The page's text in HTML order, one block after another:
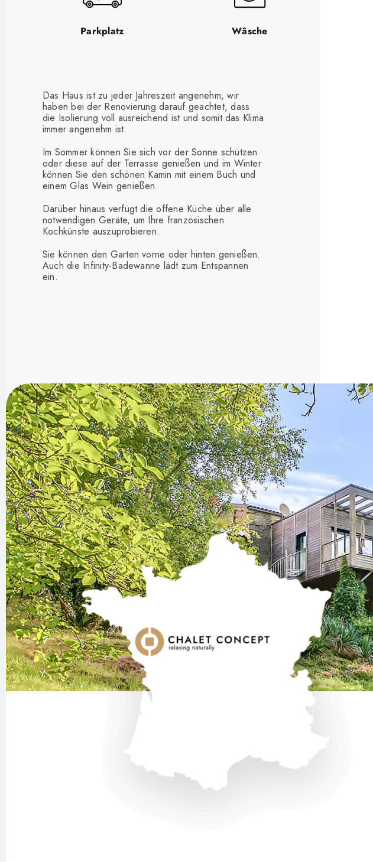
Parkplatz Wâsche
Das Haus ist zu jeder Jahreszeit angenehm, wir
haben bei der Renovierung darauf geachtet, dass
die Isolierung voll ausreichend ist und somit das Klima
immer angenehm ist.
Im Sommer können Sie sich vor der Sonne schützen
oder diese auf der Terrasse genießen und im Winter
können Sie den schönen Kamin mit einem Buch und
einem Glas Wein genießen.
Darüber hinaus verfügt die offene Küche über alle
notwendigen Geräte, um Ihre französischen
Kochkünste auszuprobieren.
Sie können den Garten vorne oder hinten genießen.
Auch die Infinity-Badewanne lädt zum Entspannen
ein.